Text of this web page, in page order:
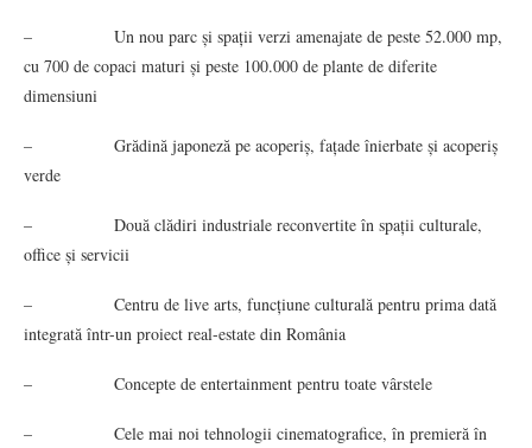
– Un nou parc și spații verzi amenajate de peste 52.000 mp,
cu 700 de copaci maturi și peste 100.000 de plante de diferite
dimensiuni
– Grădină japoneză pe acoperiș, fațade înierbate și acoperiș
verde
– Două clădiri industriale reconvertite în spații culturale,
office și servicii
– Centru de live arts, funcțiune culturală pentru prima dată
integrată într-un proiect real-estate din România
– Concepte de entertainment pentru toate vârstele
– Cele mai noi tehnologii cinematografice, în premieră în